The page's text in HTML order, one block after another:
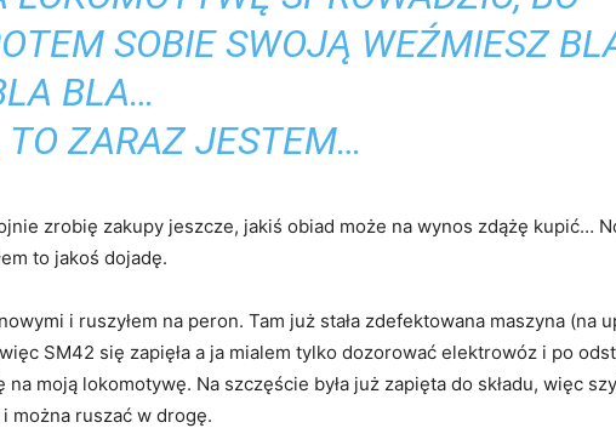
SOBIE SWOJĄ WEŹMIESZ
BLA…
TO ZARAZ JESTEM…
zrobię zakupy jeszcze, jakiś obiad może na wynos zdążę kupić…
to jakoś dojadę.
i ruszyłem na peron. Tam już stała zdefektowana maszyna (na
SM42 się zapięła a ja mialem tylko dozorować elektrowóz i po
moją lokomotywę. Na szczęście była już zapięta do składu, więc
można ruszać w drogę.